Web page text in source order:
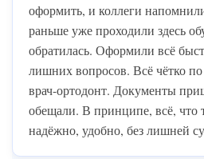
оформить, и коллеги
раньше уже проходили здесь
обратилась. Оформили всё
лишних вопросов. Всё чётко
врач-ортодонт. Документы
обещали. В принципе, всё, что
надёжно, удобно, без лишней